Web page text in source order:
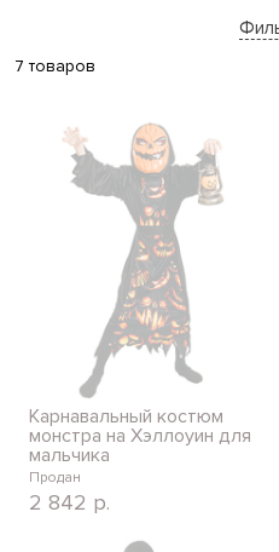
7 товаров
Карнавальный костюм
монстра на Хэллоуин для
мальчика
Продан
2 842 р.